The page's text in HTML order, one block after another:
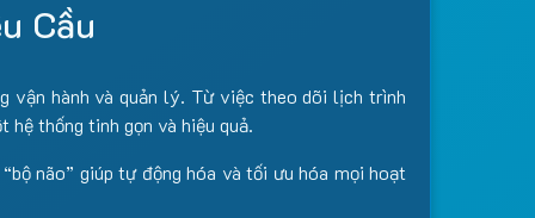
Cầu
vận hành và quản lý. Từ việc theo dõi lịch trình
thống tinh gọn và hiệu quả.
não” giúp tự động hóa và tối ưu hóa mọi hoạt